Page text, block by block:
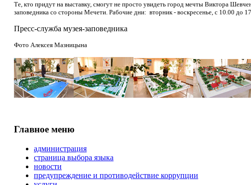
Те, кто придут на выставку, смогут не просто увидеть город мечты Виктора
заповедника со стороны Мечети. Рабочие дни: вторник - воскресенье, с 10.00 до
Пресс-служба музея-заповедника
Фото Алексея Мазницына
Главное меню
администрация
страница выбора языка
новости
предупреждение и противодействие коррупции